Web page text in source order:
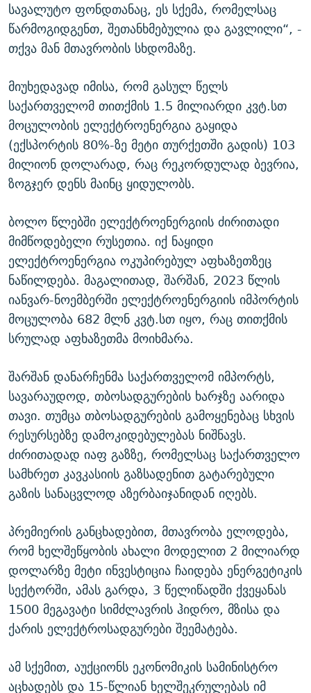
სავალუტო ფონდთანაც, ეს სქემა, რომელსაც
წარმოგიდგენთ, შეთანხმებულია და გავლილი“, -
თქვა მან მთავრობის სხდომაზე.
მიუხედავად იმისა, რომ გასულ წელს
საქართველომ თითქმის 1.5 მილიარდი კვტ.სთ
მოცულობის ელექტროენერგია გაყიდა
(ექსპორტის 80%-ზე მეტი თურქეთში გადის) 103
მილიონ დოლარად, რაც რეკორდულად ბევრია,
ზოგჯერ დენს მაინც ყიდულობს.
ბოლო წლებში ელექტროენერგიის ძირითადი
მიმწოდებელი რუსეთია. იქ ნაყიდი
ელექტროენერგია ოკუპირებულ აფხაზეთზეც
ნაწილდება. მაგალითად, შარშან, 2023 წლის
იანვარ-ნოემბერში ელექტროენერგიის იმპორტის
მოცულობა 682 მლნ კვტ.სთ იყო, რაც თითქმის
სრულად აფხაზეთმა მოიხმარა.
შარშან დანარჩენმა საქართველომ იმპორტს,
სავარაუდოდ, თბოსადგურების ხარჯზე აარიდა
თავი. თუმცა თბოსადგურების გამოყენებაც სხვის
რესურსებზე დამოკიდებულებას ნიშნავს.
ძირითადად იაფ გაზზე, რომელსაც საქართველო
სამხრეთ კავკასიის გაზსადენით გატარებული
გაზის სანაცვლოდ აზერბაიჯანიდან იღებს.
პრემიერის განცხადებით, მთავრობა ელოდება,
რომ ხელშეწყობის ახალი მოდელით 2 მილიარდ
დოლარზე მეტი ინვესტიცია ჩაიდება ენერგეტიკის
სექტორში, ამას გარდა, 3 წელიწადში ქვეყანას
1500 მეგავატი სიმძლავრის ჰიდრო, მზისა და
ქარის ელექტროსადგურები შეემატება.
ამ სქემით, აუქციონს ეკონომიკის სამინისტრო
აცხადებს და 15-წლიან ხელშეკრულებას იმ